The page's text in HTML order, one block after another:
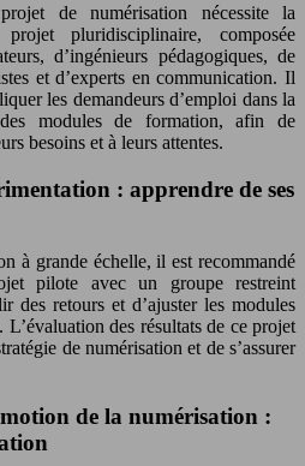
de numérisation nécessite la
pluridisciplinaire, composée
d’ingénieurs pédagogiques, de
et d’experts en communication. Il
les demandeurs d’emploi dans la
modules de formation, afin de
besoins et à leurs attentes.
: apprendre de ses
à grande échelle, il est recommandé
pilote avec un groupe restreint
des retours et d’ajuster les modules
des résultats de ce projet
de numérisation et de s’assurer
de la numérisation :